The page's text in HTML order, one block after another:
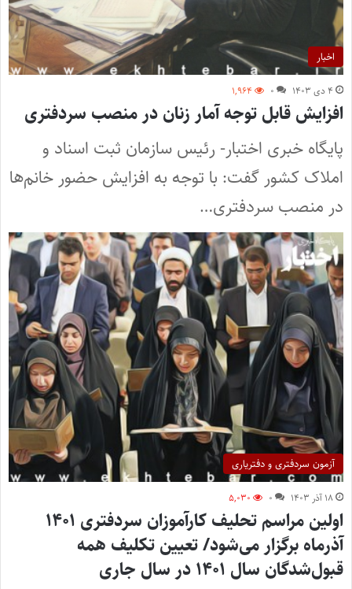
اخبار
۴ دی ۱۴۰۳ ۰ ۱,۹۶۴
افزایش قابل توجه آمار زنان در منصب سردفتری
پایگاه خبری اختبار- رئیس سازمان ثبت‌ اسناد و
املاک کشور گفت: با توجه به افزایش حضور خانم‌ها
در منصب سردفتری…
آزمون سردفتری و دفتریاری
۱۸ آذر ۱۴۰۳ ۰ ۵,۰۳۰
اولین مراسم تحلیف کارآموزان سردفتری ۱۴۰۱
آذرماه برگزار می‌شود/ تعیین تکلیف همه
قبول‌شدگان سال ۱۴۰۱ در سال جاری